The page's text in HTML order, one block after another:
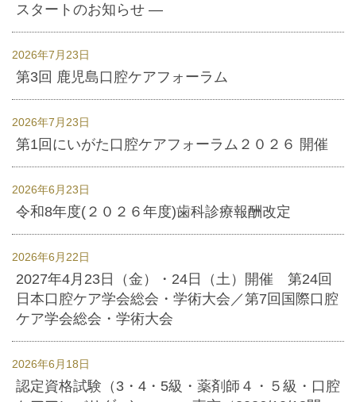
スタートのお知らせ ―
2026年7月23日
第3回 鹿児島口腔ケアフォーラム
2026年7月23日
第1回にいがた口腔ケアフォーラム２０２６ 開催
2026年6月23日
令和8年度(２０２６年度)歯科診療報酬改定
2026年6月22日
2027年4月23日（金）・24日（土）開催 第24回
日本口腔ケア学会総会・学術大会／第7回国際口腔
ケア学会総会・学術大会
2026年6月18日
認定資格試験（3・4・5級・薬剤師４・５級・口腔